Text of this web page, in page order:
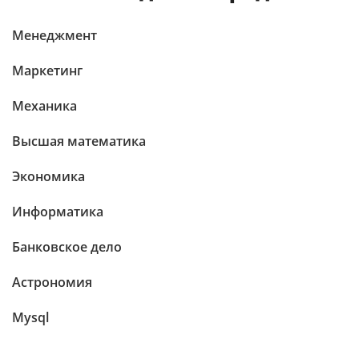
Менеджмент
Маркетинг
Механика
Высшая математика
Экономика
Информатика
Банковское дело
Астрономия
Mysql